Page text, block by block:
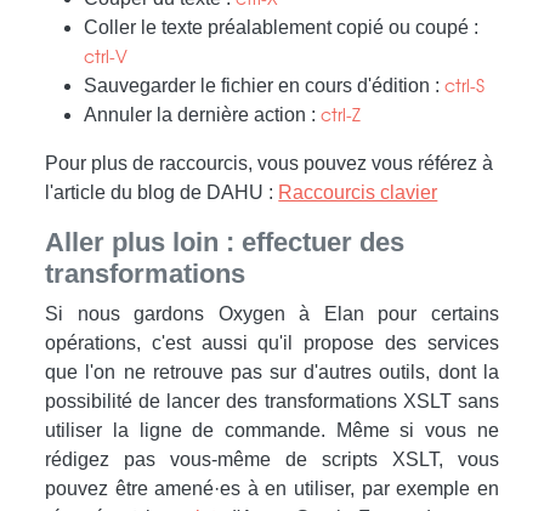
Coller le texte préalablement copié ou coupé :
ctrl-V
Sauvegarder le fichier en cours d'édition :ctrl-S
Annuler la dernière action :ctrl-Z
Pour plus de raccourcis, vous pouvez vous référez à
l'article du blog de DAHU : Raccourcis clavier
Aller plus loin : effectuer des
transformations
Si nous gardons Oxygen à Elan pour certains
opérations, c'est aussi qu'il propose des services
que l'on ne retrouve pas sur d'autres outils, dont la
possibilité de lancer des transformations XSLT sans
utiliser la ligne de commande. Même si vous ne
rédigez pas vous-même de scripts XSLT, vous
pouvez être amené·es à en utiliser, par exemple en